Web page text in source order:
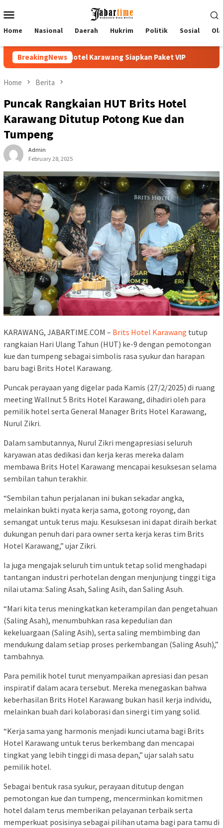
to
Menu
Home Nasional Daerah Hukrim Politik Sosial
BreakingNews
Siapkan Paket VIP Buka PKKMB 2026, Rektor
Home Berita
Puncak Rangkaian HUT Brits Hotel
Karawang Ditutup Potong Kue dan
Tumpeng
Admin
February 28, 2025
KARAWANG, JABARTIME.COM – Brits Hotel Karawang tutup
rangkaian Hari Ulang Tahun (HUT) ke-9 dengan pemotongan
kue dan tumpeng sebagai simbolis rasa syukur dan harapan
baru bagi Brits Hotel Karawang.
Puncak perayaan yang digelar pada Kamis (27/2/2025) di ruang
meeting Wallnut 5 Brits Hotel Karawang, dihadiri oleh para
pemilik hotel serta General Manager Brits Hotel Karawang,
Nurul Zikri.
Dalam sambutannya, Nurul Zikri mengapresiasi seluruh
karyawan atas dedikasi dan kerja keras mereka dalam
membawa Brits Hotel Karawang mencapai kesuksesan selama
sembilan tahun terakhir.
“Sembilan tahun perjalanan ini bukan sekadar angka,
melainkan bukti nyata kerja sama, gotong royong, dan
semangat untuk terus maju. Kesuksesan ini dapat diraih berkat
dukungan penuh dari para owner serta kerja keras tim Brits
Hotel Karawang,” ujar Zikri.
Ia juga mengajak seluruh tim untuk tetap solid menghadapi
tantangan industri perhotelan dengan menjunjung tinggi tiga
nilai utama: Saling Asah, Saling Asih, dan Saling Asuh.
“Mari kita terus meningkatkan keterampilan dan pengetahuan
(Saling Asah), menumbuhkan rasa kepedulian dan
kekeluargaan (Saling Asih), serta saling membimbing dan
mendukung dalam setiap proses perkembangan (Saling Asuh),”
tambahnya.
Para pemilik hotel turut menyampaikan apresiasi dan pesan
inspiratif dalam acara tersebut. Mereka menegaskan bahwa
keberhasilan Brits Hotel Karawang bukan hasil kerja individu,
melainkan buah dari kolaborasi dan sinergi tim yang solid.
“Kerja sama yang harmonis menjadi kunci utama bagi Brits
Hotel Karawang untuk terus berkembang dan mencapai
tingkat yang lebih tinggi di masa depan,” ujar salah satu
pemilik hotel.
Sebagai bentuk rasa syukur, perayaan ditutup dengan
pemotongan kue dan tumpeng, mencerminkan komitmen
hotel dalam terus memberikan pelayanan terbaik serta
memperkuat posisinya sebagai pilihan utama bagi para tamu di